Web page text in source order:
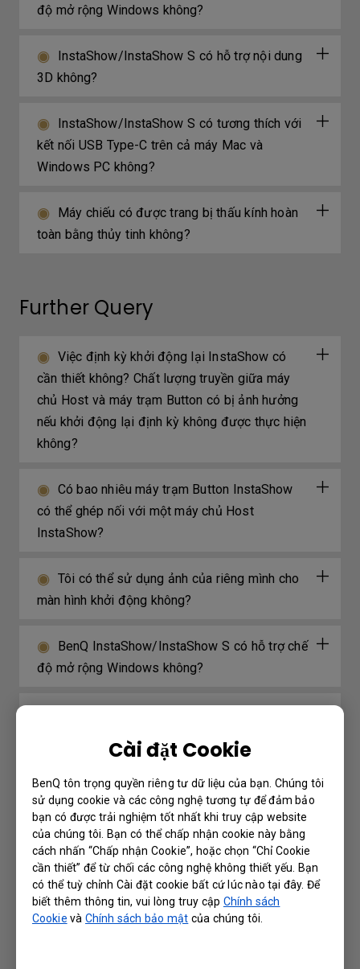
Cài đặt Cookie
BenQ tôn trọng quyền riêng tư dữ liệu của bạn. Chúng tôi
sử dụng cookie và các công nghệ tương tự để đảm bảo
bạn có được trải nghiệm tốt nhất khi truy cập website
của chúng tôi. Bạn có thể chấp nhận cookie này bằng
cách nhấn “Chấp nhận Cookie”, hoặc chọn “Chỉ Cookie
cần thiết” để từ chối các công nghệ không thiết yếu. Bạn
có thể tuỳ chỉnh Cài đặt cookie bất cứ lúc nào tại đây. Để
biết thêm thông tin, vui lòng truy cập Chính sách
Cookie vàChính sách bảo mật của chúng tôi.
độ mở rộng Windows không?
InstaShow/InstaShow S có hỗ trợ nội dung
3D không?
InstaShow/InstaShow S có tương thích với
kết nối USB Type-C trên cả máy Mac và
Windows PC không?
Máy chiếu có được trang bị thấu kính hoàn
toàn bằng thủy tinh không?
Further Query
Việc định kỳ khởi động lại InstaShow có
cần thiết không? Chất lượng truyền giữa máy
chủ Host và máy trạm Button có bị ảnh hưởng
nếu khởi động lại định kỳ không được thực hiện
không?
Có bao nhiêu máy trạm Button InstaShow
có thể ghép nối với một máy chủ Host
InstaShow?
Tôi có thể sử dụng ảnh của riêng mình cho
màn hình khởi động không?
BenQ InstaShow/InstaShow S có hỗ trợ chế
độ mở rộng Windows không?
InstaShow/InstaShow S có tương thích với
kết nối USB Type-C trên cả máy Mac và
Windows PC không?
Máy chiếu có được trang bị thấu kính hoàn
toàn bằng thủy tinh không?